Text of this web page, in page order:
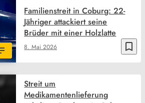
bookmark_border
8. Mai 2026
Familienstreit in Coburg: 22-
Jähriger attackiert seine
Brüder mit einer Holzlatte
Streit um
Medikamentenlieferung